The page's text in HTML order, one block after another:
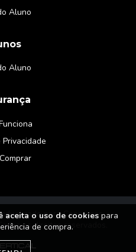
aceita o uso de cookies para
de compra.
Aluno
Aluno
para Concursos -
os direitos reservados.